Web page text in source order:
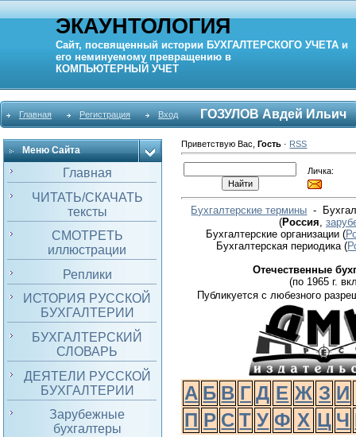
ЭКАУНТОЛОГИЯ
Сайт, посвященный истории БУХГАЛТЕРСКОГО УЧЕТА и
его неминуемому превращению в
КОМПЬЮТЕРНЫЙ УЧЕТ
Главная Регистрация Вход ГОЗУЛОВ Авдей Ильич
Меню Сайта
Главная
ЧИТАТЬ/СКАЧАТЬ
тексты
СМОТРЕТЬ
иллюстрации
Реплики
ИСТОРИЯ РУССКОЙ
БУХГАЛТЕРИИ
БУХГАЛТЕРСКИЙ
СЛОВАРЬ
ДЕЯТЕЛИ РУССКОЙ
БУХГАЛТЕРИИ
Зарубежные
бухгалтеры
Приветствую Вас ,Гость · RSS
Личка:
Бухгалтерские термины -
(Россия
Бухгалтерские организации (
Бухгалтерская периодика(
Отечественные
(по 1965 г.
Публикуется с любезного
А Б В Г Д Е Ж З И
П Р С Т У Ф Х Ц Ч